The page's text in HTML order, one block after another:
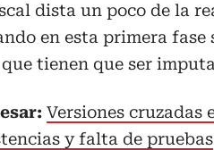
dista un poco de la
en esta primera fase
tienen que ser
Versiones cruzadas
y falta de pruebas